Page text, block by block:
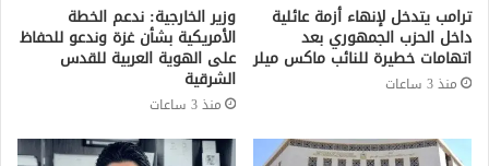
ترامب يتدخل لإنهاء أزمة عائلية
داخل الحزب الجمهوري بعد
اتهامات خطيرة للنائب ماكس ميلر
منذ 3 ساعات
وزير الخارجية: ندعم الخطة
الأمريكية بشأن غزة وندعو للحفاظ
على الهوية العربية للقدس
الشرقية
منذ 3 ساعات